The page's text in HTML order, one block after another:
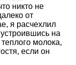
никто не
от
я расчехлил
на
молока,
если он